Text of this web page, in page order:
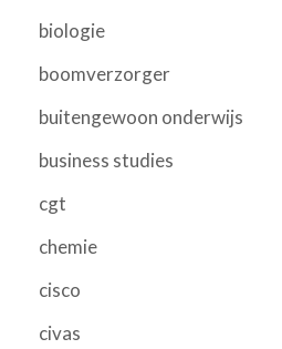
biologie
boomverzorger
buitengewoon onderwijs
business studies
cgt
chemie
cisco
civas